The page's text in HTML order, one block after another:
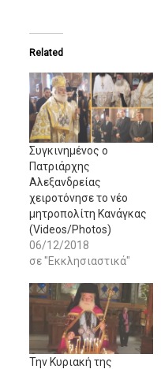
Related
Συγκινημένος ο
Πατριάρχης
Αλεξανδρείας
χειροτόνησε το νέο
μητροπολίτη Κανάγκας
(Videos/Photos)
06/12/2018
σε "Εκκλησιαστικά"
Την Κυριακή της